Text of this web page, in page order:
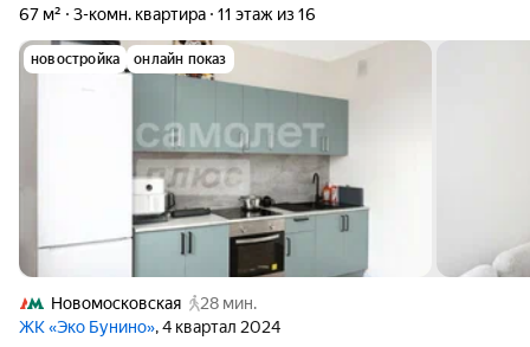
67 м² 3-комн. квартира 11 этаж из 16
новостройка онлайн показ
Новомосковская
28 мин.
ЖК «Эко Бунино», 4 квартал 2024